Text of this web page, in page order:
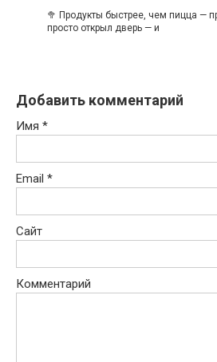
🥦 Продукты быстрее, чем пицца —
просто открыл дверь — и
Добавить комментарий
Имя *
Email *
Сайт
Комментарий